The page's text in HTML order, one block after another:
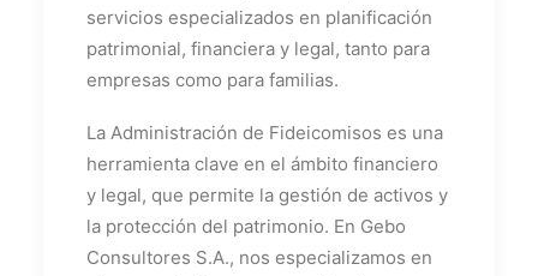
servicios especializados en planificación
patrimonial, financiera y legal, tanto para
empresas como para familias.
La Administración de Fideicomisos es una
herramienta clave en el ámbito financiero
y legal, que permite la gestión de activos y
la protección del patrimonio. En Gebo
Consultores S.A., nos especializamos en